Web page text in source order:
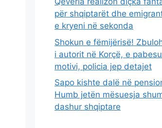
për shqiptarët dhe
e kryeni në sekonda
Shokun e fëmijërisë!
i autorit në Korçë, e
motivi, policia jep detajet
Sapo kishte dalë në
Humb jetën mësuesja
dashur shqiptare